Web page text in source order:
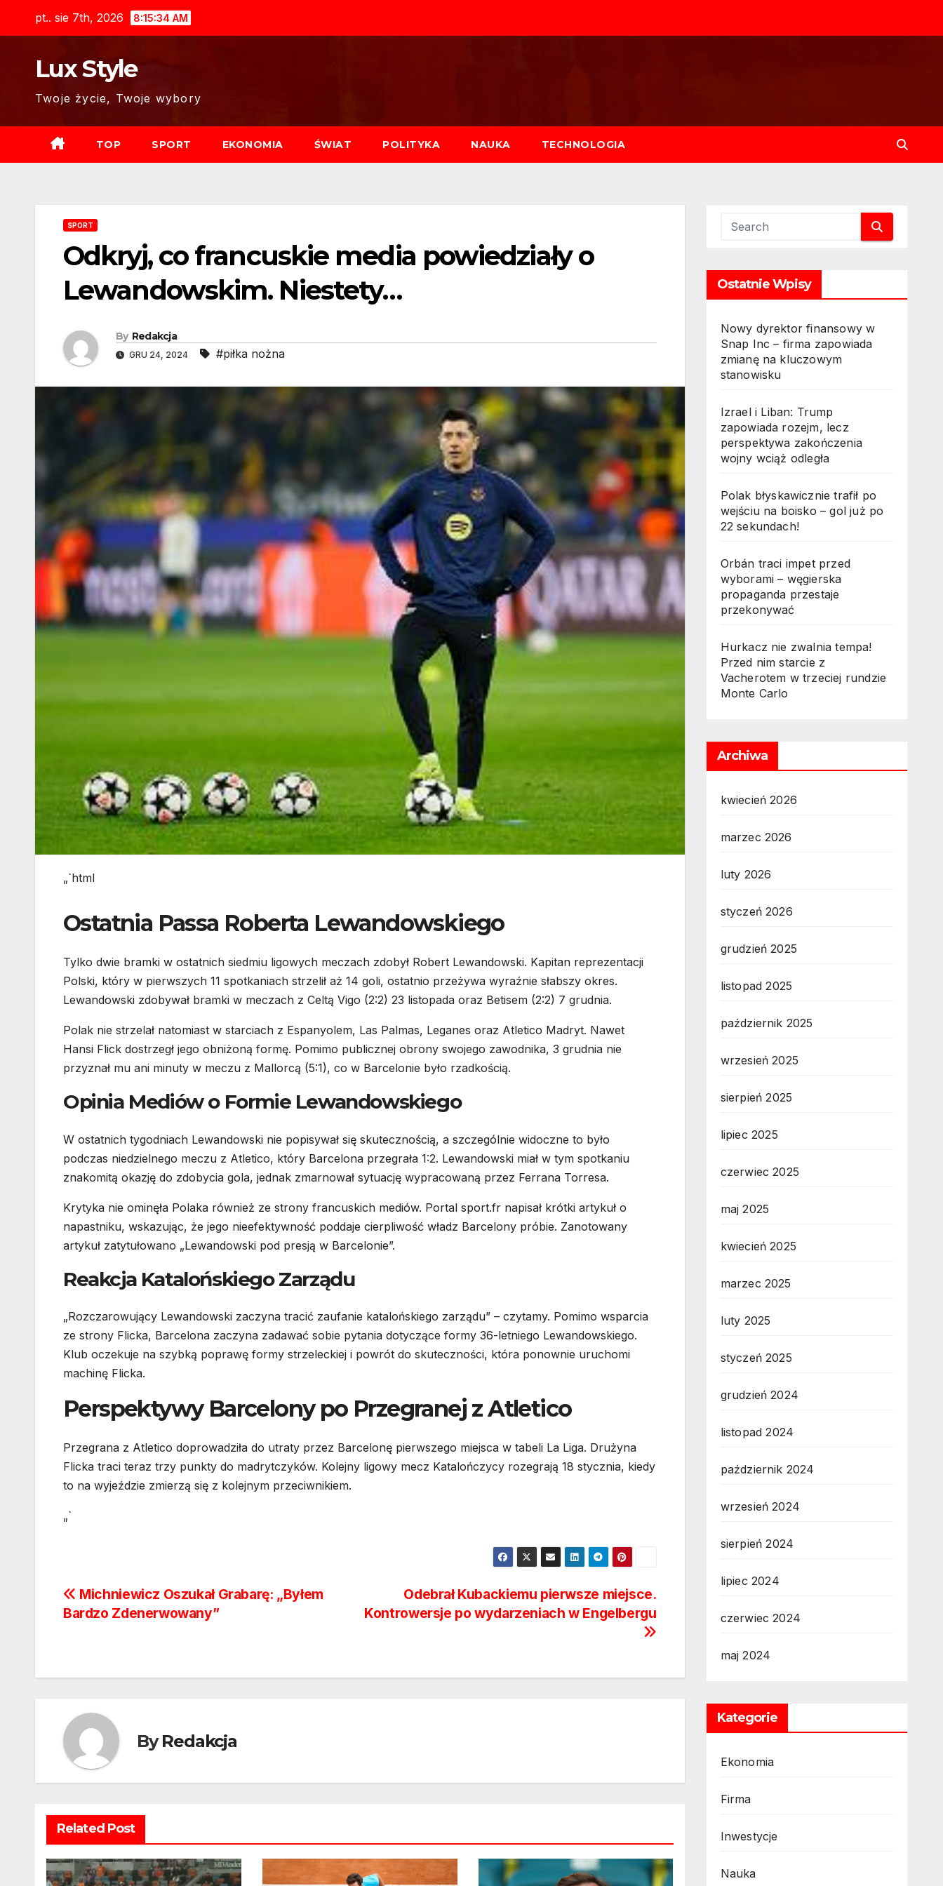
pt.. sie 7th, 2026 8:15:35 AM
Lux Style
Twoje życie, Twoje wybory
TOP SPORT EKONOMIA ŚWIAT POLITYKA NAUKA TECHNOLOGIA
SPORT
Odkryj, co francuskie media powiedziały o
Lewandowskim. Niestety…
By Redakcja
GRU 24, 2024 #piłka nożna
„`html
Ostatnia Passa Roberta Lewandowskiego
Tylko dwie bramki w ostatnich siedmiu ligowych meczach zdobył Robert Lewandowski. Kapitan reprezentacji
Polski, który w pierwszych 11 spotkaniach strzelił aż 14 goli, ostatnio przeżywa wyraźnie słabszy okres.
Lewandowski zdobywał bramki w meczach z Celtą Vigo (2:2) 23 listopada oraz Betisem (2:2) 7 grudnia.
Polak nie strzelał natomiast w starciach z Espanyolem, Las Palmas, Leganes oraz Atletico Madryt. Nawet
Hansi Flick dostrzegł jego obniżoną formę. Pomimo publicznej obrony swojego zawodnika, 3 grudnia nie
przyznał mu ani minuty w meczu z Mallorcą (5:1), co w Barcelonie było rzadkością.
Opinia Mediów o Formie Lewandowskiego
W ostatnich tygodniach Lewandowski nie popisywał się skutecznością, a szczególnie widoczne to było
podczas niedzielnego meczu z Atletico, który Barcelona przegrała 1:2. Lewandowski miał w tym spotkaniu
znakomitą okazję do zdobycia gola, jednak zmarnował sytuację wypracowaną przez Ferrana Torresa.
Krytyka nie ominęła Polaka również ze strony francuskich mediów. Portal sport.fr napisał krótki artykuł o
napastniku, wskazując, że jego nieefektywność poddaje cierpliwość władz Barcelony próbie. Zanotowany
artykuł zatytułowano „Lewandowski pod presją w Barcelonie”.
Reakcja Katalońskiego Zarządu
„Rozczarowujący Lewandowski zaczyna tracić zaufanie katalońskiego zarządu” – czytamy. Pomimo wsparcia
ze strony Flicka, Barcelona zaczyna zadawać sobie pytania dotyczące formy 36-letniego Lewandowskiego.
Klub oczekuje na szybką poprawę formy strzeleckiej i powrót do skuteczności, która ponownie uruchomi
machinę Flicka.
Perspektywy Barcelony po Przegranej z Atletico
Przegrana z Atletico doprowadziła do utraty przez Barcelonę pierwszego miejsca w tabeli La Liga. Drużyna
Flicka traci teraz trzy punkty do madrytczyków. Kolejny ligowy mecz Katalończycy rozegrają 18 stycznia, kiedy
to na wyjeździe zmierzą się z kolejnym przeciwnikiem.
„`
Nawigacja
Odebrał Kubackiemu pierwsze miejsce.
Kontrowersje po wydarzeniach w Engelbergu
Michniewicz Oszukał Grabarę: „Byłem
Bardzo Zdenerwowany”
ByRedakcja
Related Post
Ostatnie Wpisy
Nowy dyrektor finansowy w
Snap Inc – firma zapowiada
zmianę na kluczowym
stanowisku
Izrael i Liban: Trump
zapowiada rozejm, lecz
perspektywa zakończenia
wojny wciąż odległa
Polak błyskawicznie trafił po
wejściu na boisko – gol już po
22 sekundach!
Orbán traci impet przed
wyborami – węgierska
propaganda przestaje
przekonywać
Hurkacz nie zwalnia tempa!
Przed nim starcie z
Vacherotem w trzeciej rundzie
Monte Carlo
Archiwa
kwiecień 2026
marzec 2026
luty 2026
styczeń 2026
grudzień 2025
listopad 2025
październik 2025
wrzesień 2025
sierpień 2025
lipiec 2025
czerwiec 2025
maj 2025
kwiecień 2025
marzec 2025
luty 2025
styczeń 2025
grudzień 2024
listopad 2024
październik 2024
wrzesień 2024
sierpień 2024
lipiec 2024
czerwiec 2024
maj 2024
Kategorie
Ekonomia
Firma
Inwestycje
Nauka